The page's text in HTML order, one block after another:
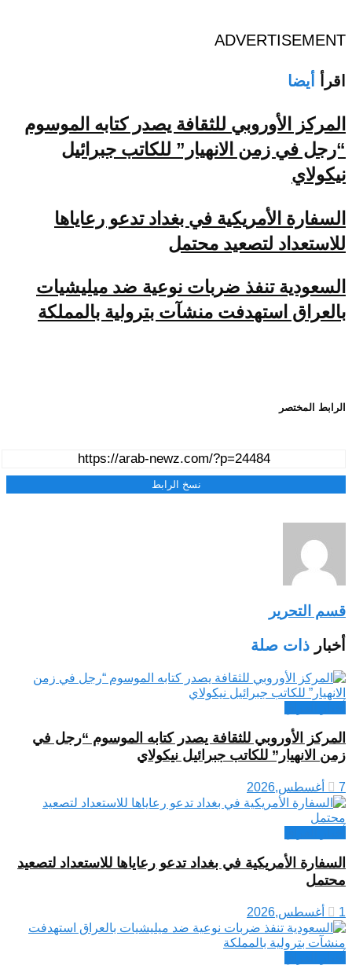
ADVERTISEMENT
اقرأ أيضا
المركز الأوروبي للثقافة يصدر كتابه الموسوم
“رجل في زمن الانهيار” للكاتب جبرائيل
نيكولاي
السفارة الأمريكية في بغداد تدعو رعاياها
للاستعداد لتصعيد محتمل
السعودية تنفذ ضربات نوعية ضد ميليشيات
بالعراق استهدفت منشآت بترولية بالمملكة
الرابط المختصر
نسخ الرابط
قسم التحرير
أخبار ذات صلة
المركز الأوروبي للثقافة يصدر كتابه الموسوم “رجل في
زمن الانهيار” للكاتب جبرائيل نيكولاي
7 أغسطس,2026
السفارة الأمريكية في بغداد تدعو رعاياها للاستعداد لتصعيد
محتمل
1 أغسطس,2026